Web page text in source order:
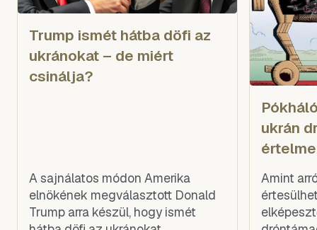
Trump ismét hátba döfi az
ukránokat – de miért
csinálja?
A sajnálatos módon Amerika
elnökének megválasztott Donald
Trump arra készül, hogy ismét
ukrán
Amint